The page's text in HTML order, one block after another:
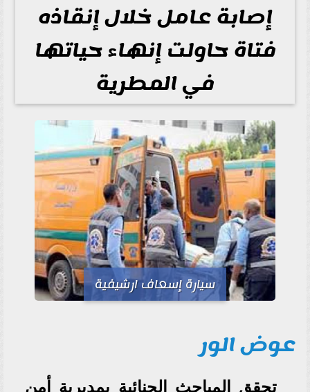
إصابة عامل خلال إنقاذه
فتاة حاولت إنهاء حياتها
في المطرية
سيارة إسعاف ارشيفية
عوض الور
تحقق المباحث الجنائية بمديرية أمن